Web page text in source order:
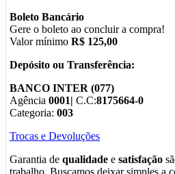
Boleto Bancário
Gere o boleto ao concluir a compra!
Valor mínimo R$ 125,00
Depósito ou Transferência:
BANCO INTER (077)
Agência 0001| C.C:8175664-0
Categoria: 003
Trocas e Devoluções
Garantia de qualidade e satisfação
trabalho. Buscamos deixar simples a